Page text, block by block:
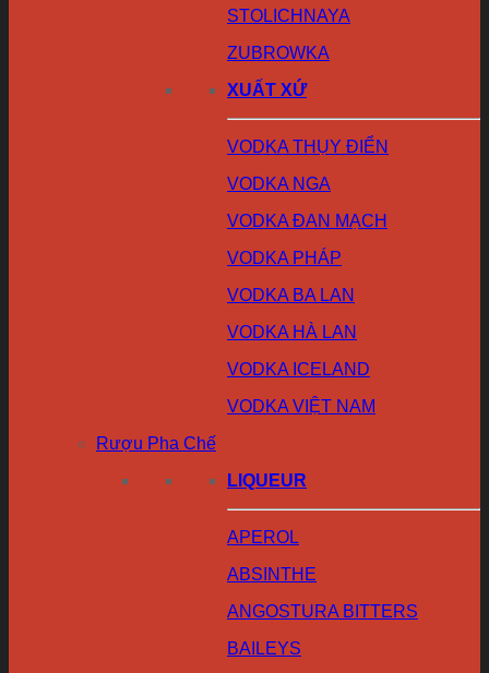
STOLICHNAYA
ZUBROWKA
XUẤT XỨ
VODKA THỤY ĐIỂN
VODKA NGA
VODKA ĐAN MẠCH
VODKA PHÁP
VODKA BA LAN
VODKA HÀ LAN
VODKA ICELAND
VODKA VIỆT NAM
Rượu Pha Chế
LIQUEUR
APEROL
ABSINTHE
ANGOSTURA BITTERS
BAILEYS